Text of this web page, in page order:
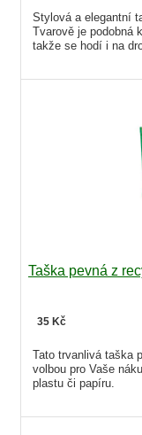
Stylová a elegantní
Tvarově je podobná
takže se hodí i na
Taška pevná z
35 Kč
Tato trvanlivá taška
volbou pro Vaše
plastu či papíru.